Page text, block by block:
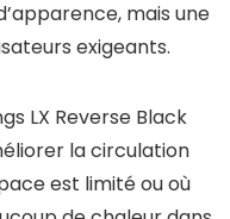
mais une
exigeants.
LX Reverse Black
la circulation
est limité ou où